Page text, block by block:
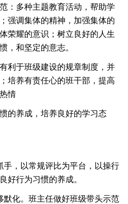
：多种主题教育活动，帮助学
强调集体的精神，加强集体的
荣耀的意识；树立良好的人生
，和坚定的意志。
利于班级建设的规章制度，并
培养有责任心的班干部，提高
情
的养成，培养良好的学习态
手，以常规评比为平台，以操行
好行为习惯的养成。
默化。班主任做好班级带头示范